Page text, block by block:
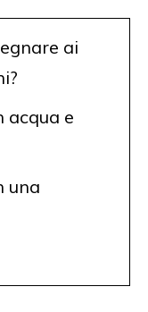
ai
acqua e
una